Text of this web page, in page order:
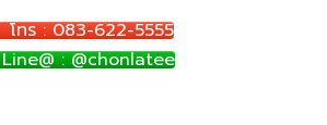
โทร : 083-622-5555
Line@ : @chonlatee